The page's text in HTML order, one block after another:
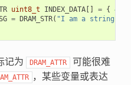
uint8_t INDEX_DATA[] = { 45
= DRAM_STR( "I am a string
记为 DRAM_ATTR
可能很难
，某些变量或表达